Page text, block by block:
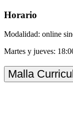
Horario
Modalidad: online
Martes y jueves:
Malla